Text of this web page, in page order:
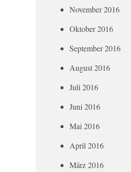
November 2016
Oktober 2016
September 2016
August 2016
Juli 2016
Juni 2016
Mai 2016
April 2016
März 2016